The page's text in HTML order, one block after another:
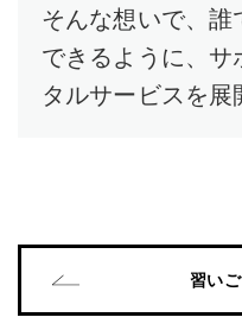
そんな想いで、誰
できるように、サ
タルサービスを展
習い